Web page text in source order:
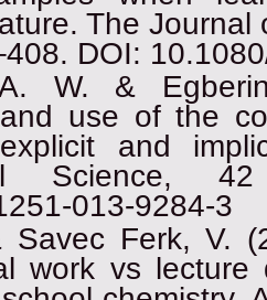
The
DOI:
W. &
use of the
and
Science,
013-9284-3
Savec Ferk, V.
work vs